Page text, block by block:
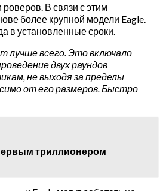
В связи с этим
более крупной модели Eagle.
в установленные сроки.
лучше всего. Это включало
двух раундов
не выходя за пределы
от его размеров. Быстро
триллионером